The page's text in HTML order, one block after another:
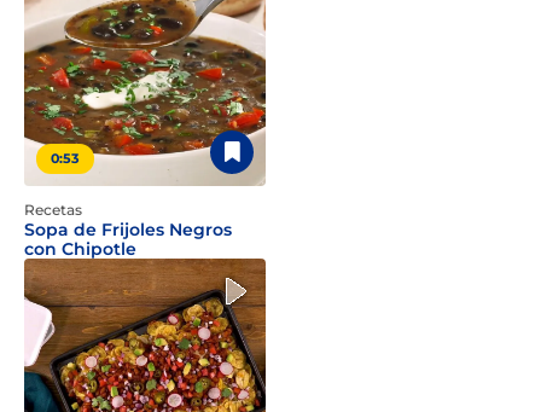
0:53
Recetas
Sopa de Frijoles Negros
con Chipotle